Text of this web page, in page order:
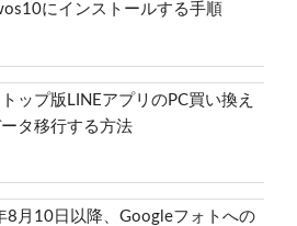
にインストールする手順
ップ版LINEアプリのPC買い換え
タ移行する方法
8月10日以降、Googleフォトへの